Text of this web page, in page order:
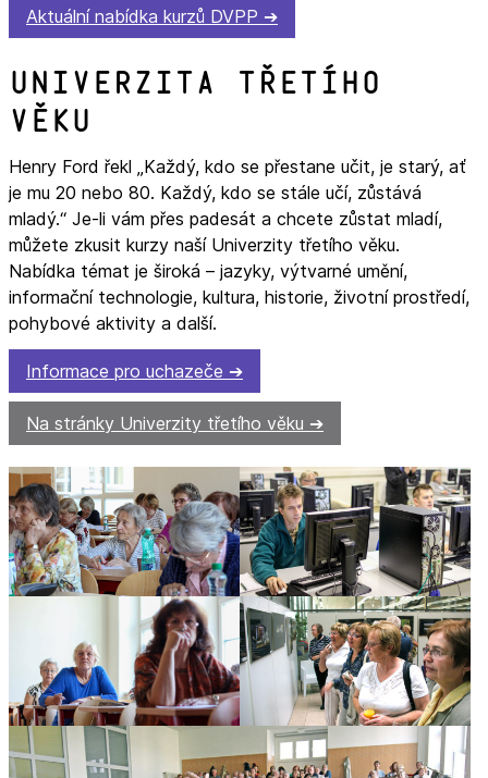
Aktuální nabídka kurzů DVPP
Univerzita třetího
věku
Henry Ford řekl „Každý, kdo se přestane učit, je starý, ať
je mu 20 nebo 80. Každý, kdo se stále učí, zůstává
mladý.“ Je-li vám přes padesát a chcete zůstat mladí,
můžete zkusit kurzy naší Univerzity třetího věku.
Nabídka témat je široká – jazyky, výtvarné umění,
informační technologie, kultura, historie, životní prostředí,
pohybové aktivity a další.
Informace pro uchazeče
Na stránky Univerzity třetího věku